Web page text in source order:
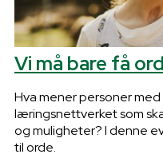
Vi må bare få
Hva mener personer
læringsnettverket som
og muligheter? I denne
til orde.